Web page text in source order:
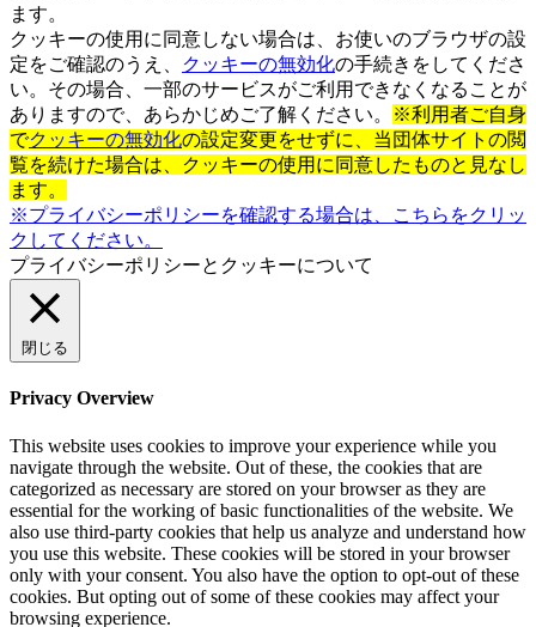
ます。
クッキーの使用に同意しない場合は、お使いのブラウザの設
定をご確認のうえ、
クッキーの無効化の手続きをしてくださ
い。その場合、一部のサービスがご利用できなくなることが
ありますので、あらかじめご了解ください。
※利用者ご自身
でクッキーの無効化の設定変更をせずに、当団体サイトの閲
覧を続けた場合は、クッキーの使用に同意したものと見なし
ます。
※プライバシーポリシーを確認する場合は、こちらをクリッ
クしてください。
プライバシーポリシーとクッキーについて
閉じる
Privacy Overview
This website uses cookies to improve your experience while you
navigate through the website. Out of these, the cookies that are
categorized as necessary are stored on your browser as they are
essential for the working of basic functionalities of the website. We
also use third-party cookies that help us analyze and understand how
you use this website. These cookies will be stored in your browser
only with your consent. You also have the option to opt-out of these
cookies. But opting out of some of these cookies may affect your
browsing experience.